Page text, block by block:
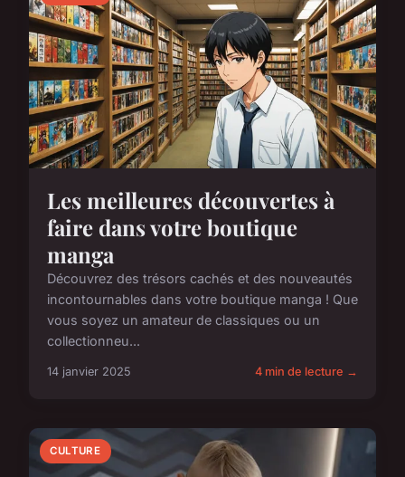
Les meilleures découvertes à
faire dans votre boutique
manga
Découvrez des trésors cachés et des nouveautés
incontournables dans votre boutique manga ! Que
vous soyez un amateur de classiques ou un
collectionneu...
14 janvier 2025 4 min de lecture →
CULTURE